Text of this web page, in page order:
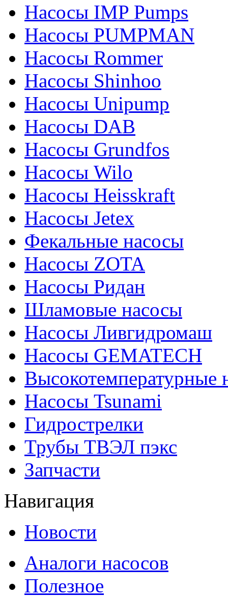
Насосы IMP Pumps
Насосы PUMPMAN
Насосы Rommer
Насосы Shinhoo
Насосы Unipump
Насосы DAB
Насосы Grundfos
Насосы Wilo
Насосы Heisskraft
Насосы Jetex
Фекальные насосы
Насосы ZOTA
Насосы Ридан
Шламовые насосы
Насосы Ливгидромаш
Насосы GEMATECH
Высокотемпературные
Насосы Tsunami
Гидрострелки
Трубы ТВЭЛ пэкс
Запчасти
Навигация
Новости
Аналоги насосов
Полезное